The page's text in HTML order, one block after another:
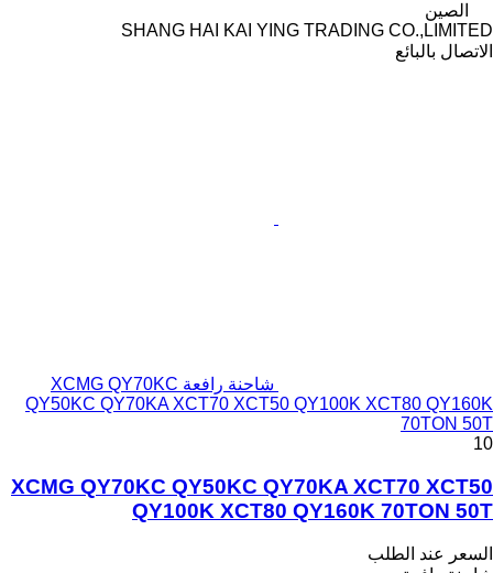
الصين
SHANG HAI KAI YING TRADING CO.,LIMITED
الاتصال بالبائع
شاحنة رافعة XCMG QY70KC
QY50KC QY70KA XCT70 XCT50 QY100K XCT80 QY160K
70TON 50T
10
XCMG QY70KC QY50KC QY70KA XCT70 XCT50
QY100K XCT80 QY160K 70TON 50T
السعر عند الطلب